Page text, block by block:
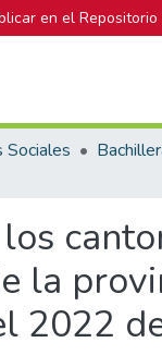
en el Repositorio
Sociales
la
2022